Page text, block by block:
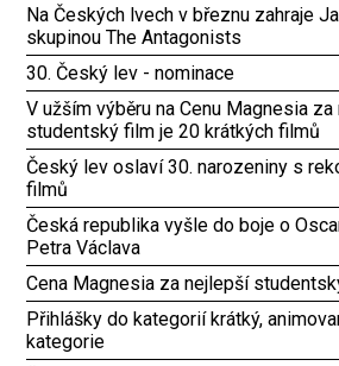
Na Českých lvech v březnu zahraje
skupinou The Antagonists
30. Český lev - nominace
V užším výběru na Cenu Magnesia
studentský film je 20 krátkých filmů
Český lev oslaví 30. narozeniny s
filmů
Česká republika vyšle do boje o
Petra Václava
Cena Magnesia za nejlepší
Přihlášky do kategorií krátký,
kategorie